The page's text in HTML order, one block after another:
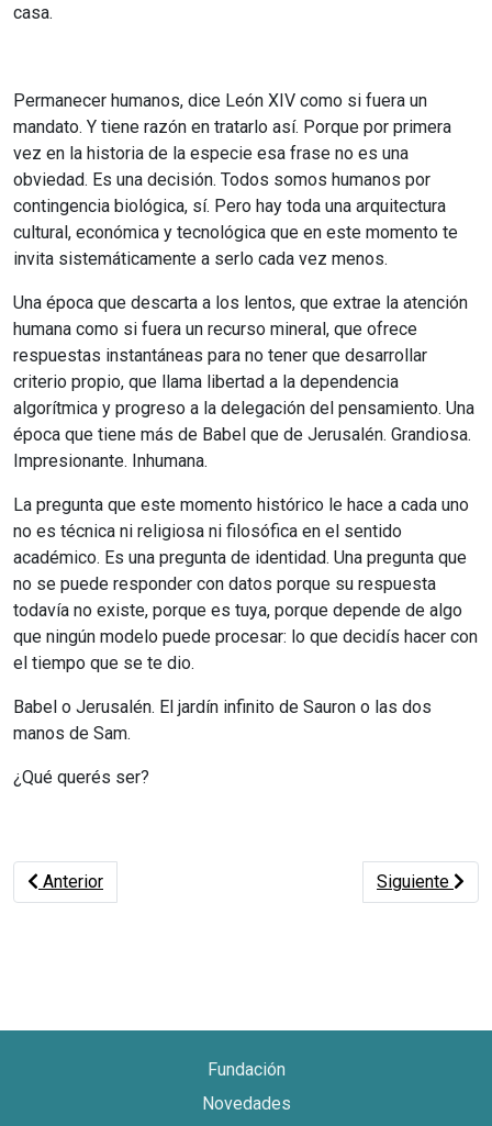
casa.
Permanecer humanos, dice León XIV como si fuera un
mandato. Y tiene razón en tratarlo así. Porque por primera
vez en la historia de la especie esa frase no es una
obviedad. Es una decisión. Todos somos humanos por
contingencia biológica, sí. Pero hay toda una arquitectura
cultural, económica y tecnológica que en este momento te
invita sistemáticamente a serlo cada vez menos.
Una época que descarta a los lentos, que extrae la atención
humana como si fuera un recurso mineral, que ofrece
respuestas instantáneas para no tener que desarrollar
criterio propio, que llama libertad a la dependencia
algorítmica y progreso a la delegación del pensamiento. Una
época que tiene más de Babel que de Jerusalén. Grandiosa.
Impresionante. Inhumana.
La pregunta que este momento histórico le hace a cada uno
no es técnica ni religiosa ni filosófica en el sentido
académico. Es una pregunta de identidad. Una pregunta que
no se puede responder con datos porque su respuesta
todavía no existe, porque es tuya, porque depende de algo
que ningún modelo puede procesar: lo que decidís hacer con
el tiempo que se te dio.
Babel o Jerusalén. El jardín infinito de Sauron o las dos
manos de Sam.
¿Qué querés ser?
Artículo anterior: Se viene la Feria Audiovisual Sindical y del
Anterior Artículo
Siguiente
Fundación
Novedades